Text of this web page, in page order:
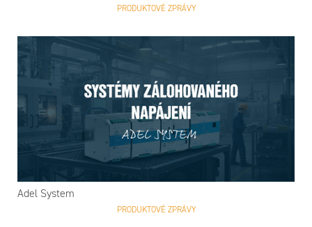
PRODUKTOVÉ ZPRÁVY
Adel System
PRODUKTOVÉ ZPRÁVY